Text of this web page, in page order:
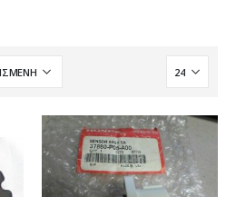
Genuine Γνήσιο